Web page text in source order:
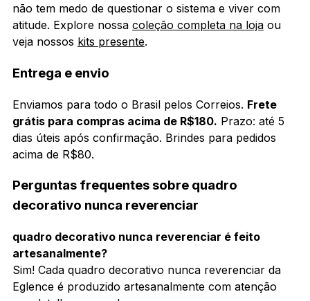
não tem medo de questionar o sistema e viver com
atitude. Explore nossa coleção completa na lojaou
veja nossos kits presente.
Entrega e envio
Enviamos para todo o Brasil pelos Correios. Frete
grátis para compras acima de R$180. Prazo: até 5
dias úteis após confirmação. Brindes para pedidos
acima de R$80.
Perguntas frequentes sobre quadro
decorativo nunca reverenciar
quadro decorativo nunca reverenciar é feito
artesanalmente?
Sim! Cada quadro decorativo nunca reverenciar da
Eglence é produzido artesanalmente com atenção